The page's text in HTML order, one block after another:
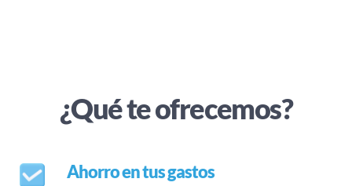
¿Qué te ofrecemos?
Ahorro en tus gastos